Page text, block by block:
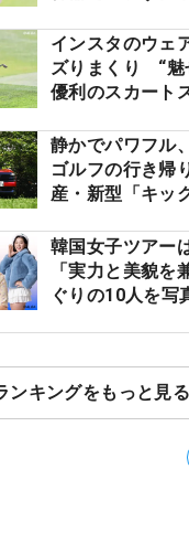
インスタのウェ
ズりまくり “魅
優利のスカート
静かでパワフル
ゴルフの行き帰
産・新型「キッ
韓国女子ツアー
「実力と美貌を
ぐりの10人を写
ンキングをもっと見る